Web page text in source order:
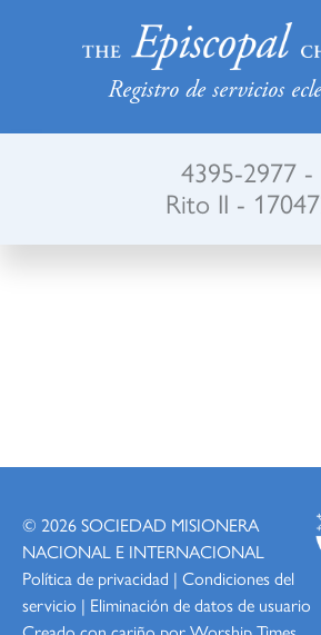
Registro de servicios
4395-2977 -
Rito II -
© 2026SOCIEDAD MISIONERA
NACIONAL E INTERNACIONAL
Política de privacidad | Condiciones del
servicio | Eliminación de datos de usuario